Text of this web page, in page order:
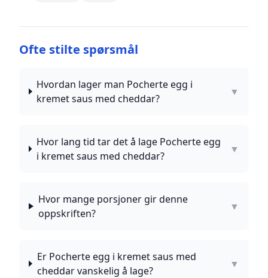
Ofte stilte spørsmål
Hvordan lager man Pocherte egg i
kremet saus med cheddar?
▼
Hvor lang tid tar det å lage Pocherte egg
i kremet saus med cheddar?
▼
Hvor mange porsjoner gir denne
oppskriften?
▼
Er Pocherte egg i kremet saus med
cheddar vanskelig å lage?
▼